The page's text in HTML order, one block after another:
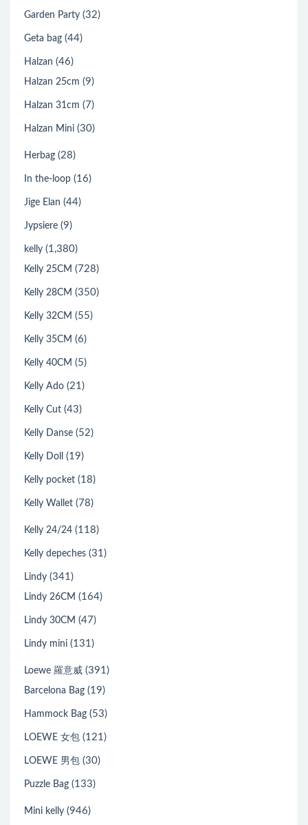
Garden Party (32)
Geta bag (44)
Halzan (46)
Halzan 25cm (9)
Halzan 31cm (7)
Halzan Mini (30)
Herbag (28)
In the-loop (16)
Jige Elan (44)
Jypsiere (9)
kelly (1,380)
Kelly 25CM (728)
Kelly 28CM (350)
Kelly 32CM (55)
Kelly 35CM (6)
Kelly 40CM (5)
Kelly Ado (21)
Kelly Cut (43)
Kelly Danse (52)
Kelly Doll (19)
Kelly pocket (18)
Kelly Wallet (78)
Kelly 24/24 (118)
Kelly depeches (31)
Lindy (341)
Lindy 26CM (164)
Lindy 30CM (47)
Lindy mini (131)
Loewe 羅意威 (391)
Barcelona Bag (19)
Hammock Bag (53)
LOEWE 女包 (121)
LOEWE 男包 (30)
Puzzle Bag (133)
Mini kelly (946)